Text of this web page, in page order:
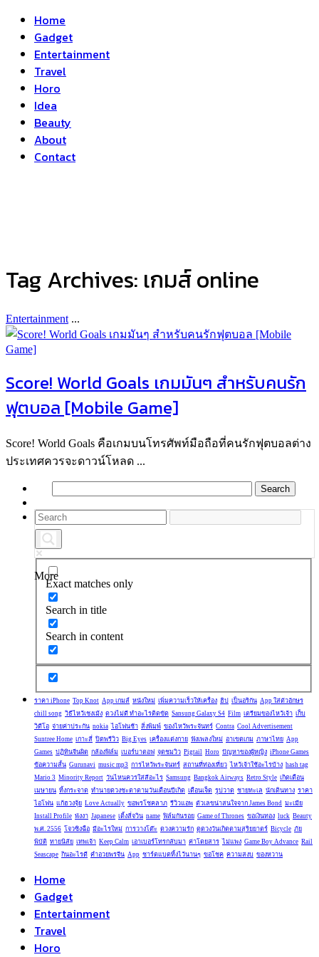
Home
Gadget
Entertainment
Travel
Horo
Idea
Beauty
About
Contact
Tag Archives: เกมส์ online
Entertainment ...
Score! World Goals เกมมันๆ สำหรับคนรัก
ฟุตบอล [Mobile Game]
Score! World Goals คือเกมบนโทรศัพท์มือถือที่คนรักฟุตบอลต่าง
ประเทศควรจะดาวน์โหลด ...
More
Exact matches only
Search in title
Search in content
ราคา iPhone Top Knot App เกมส์ หนังใหม่ เพิ่มความเร็วให้เครื่อง ฮิป เป็นอริกัน App ใส่ตัวอักษร
chill song วิธีไหว้เชงเม้ง ดวงไม่ดี ทําอะไรติดขัด Sansung Galaxy S4 Film เตรียมของไหว้เจ้า เก็บ
วิดีโอ จ่ายค่าประกัน nokia ไอโฟนช้า สิ่งพิมพ์ ของไหว้พระจันทร์ Contra Cool Advertisement
Suntree Home เกาะสี่ ปิดพรีวิว Big Eyes เครื่องแต่งกาย ฟังเพลงใหม่ อาเขตเกม ภาษาไทย App
Games ปฏิทินจีนผิด กล้องฟิล์ม เบอร์บาตอฟ จุดชมวิว Pigtail Horo ปัญหาของผู้หญิง iPhone Games
ข้อความสั้น Gurunavi music mp3 การไหว้พระจันทร์ สถานที่ท่องเที่ยว ไหว้เจ้าใช้อะไรบ้าง hash tag
Mario 3 Minority Report วันไหนควรใส่สีอะไร Samsung Bangkok Airways Retro Style เกิดเดือน
เมษายน ทิ้งกระจาด ทำนายดวงชะตาตามวันเดือนปีเกิด เดือนเจ็ด รูปวาด ชายทะเล นักเดินทาง ราคา
ไอโฟน แก้ฮวงจุ้ย Love Actually ขอพรโชคลาภ รีวิวแอพ ตัวเลขน่าสนใจจาก James Bond มะเมีย
Install Profile พังงา Japanese เติ้งลี่จวิน name ฟิล์มกันรอย Game of Thrones ขอเงินทอง luck Beauty
พ.ศ. 2556 โจวซิงฉือ มีอะไรใหม่ การวางโต๊ะ ดวงความรัก ดูดวงวันเกิดตามสุริยยาตร์ Bicycle ภัย
พิบัติ ทายนิสัย เทพเจ้า Keep Calm เอาเบอร์โทรกลับมา ค่าโดยสาร ไม่แพง Game Boy Advance Rail
Seascape กินอะไรดี คำอวยพรจีน App ชาร์ตแบตทิ้งไว้นานๆ ขอโชค ความสงบ ของหวาน
Home
Gadget
Entertainment
Travel
Horo